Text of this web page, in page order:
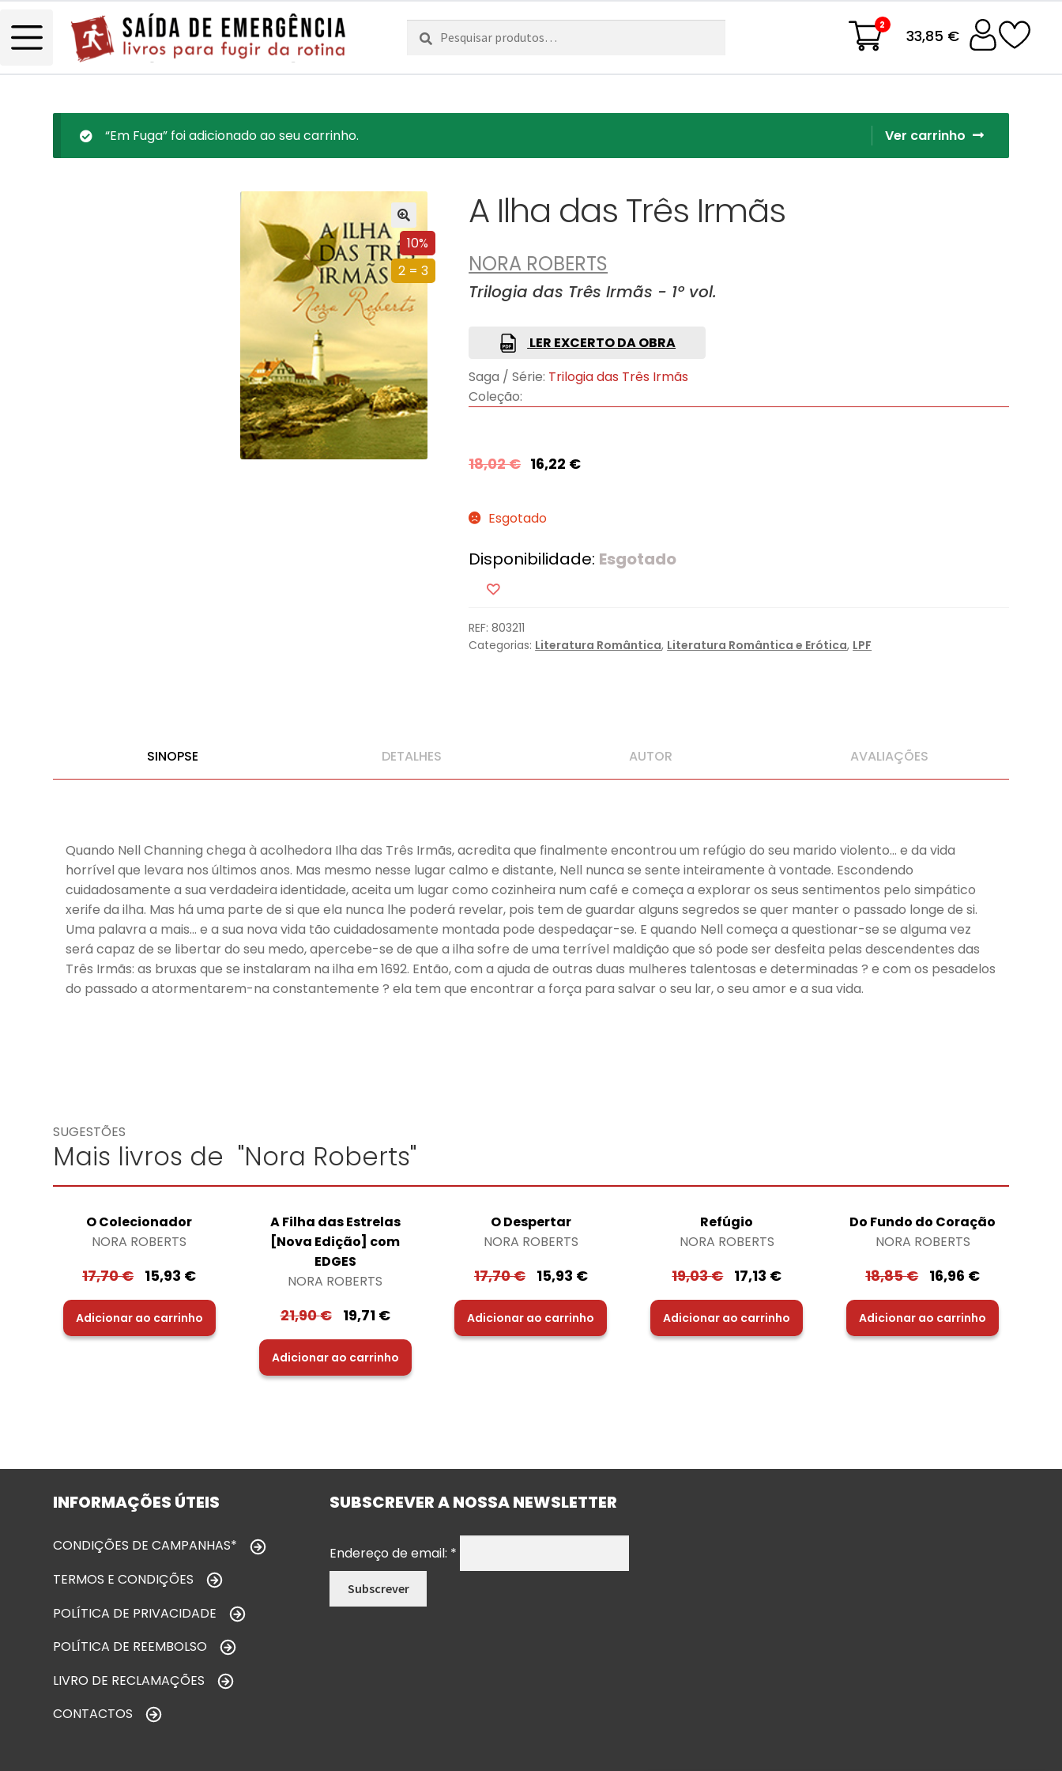
Pesquisar
por:
Pesquisa 2
33,85 €
Ver carrinho
“Em Fuga” foi adicionado ao seu carrinho.
10%
2 = 3
A Ilha das Três Irmãs
NORA ROBERTS
Trilogia das Três Irmãs - 1º vol.
LER EXCERTO DA OBRA
Saga / Série: Trilogia das Três Irmãs
Coleção:
18,02€ 16,22 €
Esgotado
Disponibilidade: Esgotado
REF:803211
Categorias: Literatura Romântica, Literatura Romântica e Erótica, LPF
SINOPSE DETALHES AUTOR AVALIAÇÕES
Quando Nell Channing chega à acolhedora Ilha das Três Irmãs, acredita que finalmente encontrou um refúgio do seu marido violento… e da vida
horrível que levara nos últimos anos. Mas mesmo nesse lugar calmo e distante, Nell nunca se sente inteiramente à vontade. Escondendo
cuidadosamente a sua verdadeira identidade, aceita um lugar como cozinheira num café e começa a explorar os seus sentimentos pelo simpático
xerife da ilha. Mas há uma parte de si que ela nunca lhe poderá revelar, pois tem de guardar alguns segredos se quer manter o passado longe de si.
Uma palavra a mais… e a sua nova vida tão cuidadosamente montada pode despedaçar-se. E quando Nell começa a questionar-se se alguma vez
será capaz de se libertar do seu medo, apercebe-se de que a ilha sofre de uma terrível maldição que só pode ser desfeita pelas descendentes das
Três Irmãs: as bruxas que se instalaram na ilha em 1692. Então, com a ajuda de outras duas mulheres talentosas e determinadas ? e com os pesadelos
do passado a atormentarem-na constantemente ? ela tem que encontrar a força para salvar o seu lar, o seu amor e a sua vida.
SUGESTÕES
Mais livros de "Nora Roberts"
O Colecionador
NORA ROBERTS
17,70€ 15,93 €
Adicionar ao carrinho
A Filha das Estrelas
[Nova Edição] com
EDGES
NORA ROBERTS
21,90€ 19,71 €
Adicionar ao carrinho
O Despertar
NORA ROBERTS
17,70€ 15,93 €
Adicionar ao carrinho
Refúgio
NORA ROBERTS
19,03€ 17,13 €
Adicionar ao carrinho
Do Fundo do Coração
NORA ROBERTS
18,85€ 16,96 €
Adicionar ao carrinho
INFORMAÇÕES ÚTEIS
CONDIÇÕES DE CAMPANHAS*
TERMOS E CONDIÇÕES
POLÍTICA DE PRIVACIDADE
POLÍTICA DE REEMBOLSO
LIVRO DE RECLAMAÇÕES
CONTACTOS
SUBSCREVER A NOSSA NEWSLETTER
Endereço de email: *